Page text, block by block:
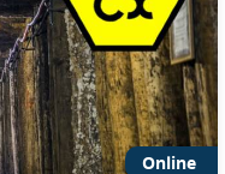
Online